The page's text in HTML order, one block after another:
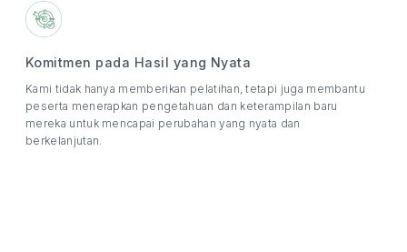
Komitmen pada Hasil yang Nyata
Kami tidak hanya memberikan pelatihan, tetapi juga membantu
peserta menerapkan pengetahuan dan keterampilan baru
mereka untuk mencapai perubahan yang nyata dan
berkelanjutan.